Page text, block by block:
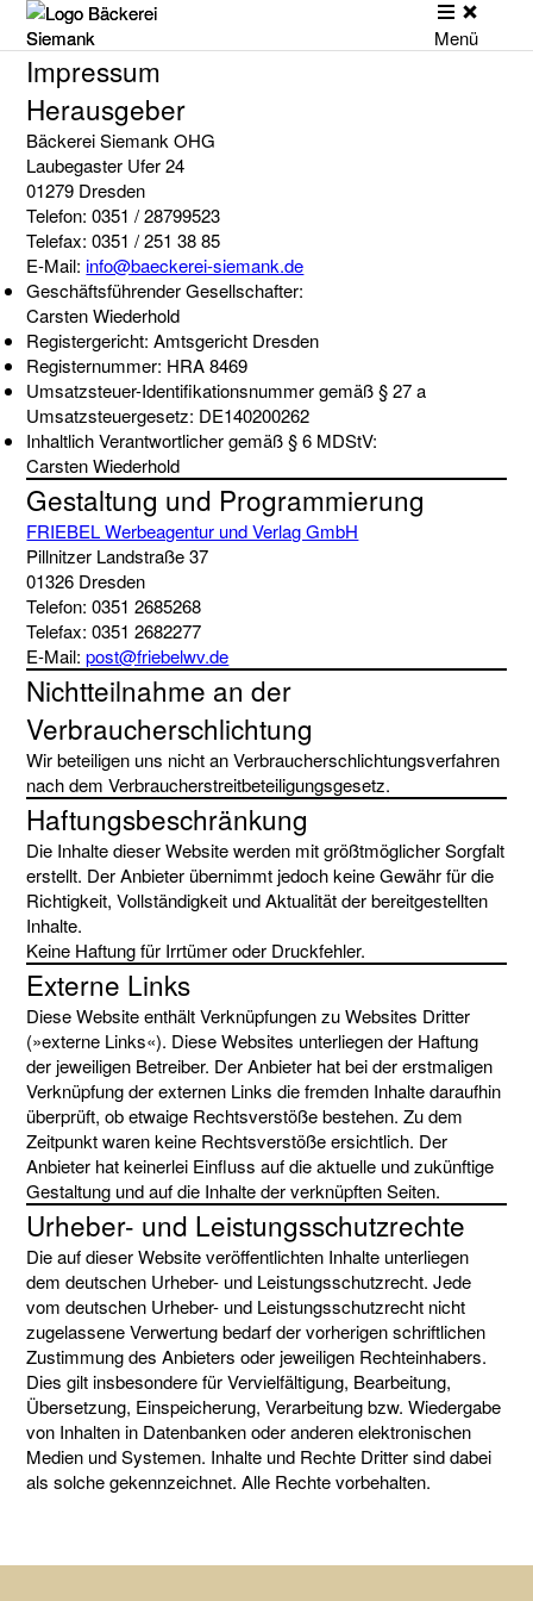
Skip
content
Menü
Willkommen!
Job-Angebote
Zur Bäckerei Siemank
Impressum
Herausgeber
Bäckerei Siemank OHG
Laubegaster Ufer 24
01279 Dresden
Telefon: 0351 / 28799523
Telefax: 0351 / 251 38 85
E-Mail:info@baeckerei-siemank.de
Geschäftsführender Gesellschafter:
Carsten Wiederhold
Registergericht: Amtsgericht Dresden
Registernummer: HRA 8469
Umsatzsteuer-Identifikationsnummer gemäß § 27 a
Umsatzsteuergesetz: DE140200262
Inhaltlich Verantwortlicher gemäß § 6 MDStV:
Carsten Wiederhold
Gestaltung und Programmierung
FRIEBEL Werbeagentur und Verlag GmbH
Pillnitzer Landstraße 37
01326 Dresden
Telefon: 0351 2685268
Telefax: 0351 2682277
E-Mail:post@friebelwv.de
Nichtteilnahme an der
Verbraucherschlichtung
Wir beteiligen uns nicht an Verbraucherschlichtungsverfahren
nach dem Verbraucherstreitbeteiligungsgesetz.
Haftungsbeschränkung
Die Inhalte dieser Website werden mit größtmöglicher Sorgfalt
erstellt. Der Anbieter übernimmt jedoch keine Gewähr für die
Richtigkeit, Vollständigkeit und Aktualität der bereitgestellten
Inhalte.
Keine Haftung für Irrtümer oder Druckfehler.
Externe Links
Diese Website enthält Verknüpfungen zu Websites Dritter
(»externe Links«). Diese Websites unterliegen der Haftung
der jeweiligen Betreiber. Der Anbieter hat bei der erstmaligen
Verknüpfung der externen Links die fremden Inhalte daraufhin
überprüft, ob etwaige Rechtsverstöße bestehen. Zu dem
Zeitpunkt waren keine Rechtsverstöße ersichtlich. Der
Anbieter hat keinerlei Einfluss auf die aktuelle und zukünftige
Gestaltung und auf die Inhalte der verknüpften Seiten.
Urheber- und Leistungsschutzrechte
Die auf dieser Website veröffentlichten Inhalte unterliegen
dem deutschen Urheber- und Leistungsschutzrecht. Jede
vom deutschen Urheber- und Leistungsschutzrecht nicht
zugelassene Verwertung bedarf der vorherigen schriftlichen
Zustimmung des Anbieters oder jeweiligen Rechteinhabers.
Dies gilt insbesondere für Vervielfältigung, Bearbeitung,
Übersetzung, Einspeicherung, Verarbeitung bzw. Wiedergabe
von Inhalten in Datenbanken oder anderen elektronischen
Medien und Systemen. Inhalte und Rechte Dritter sind dabei
als solche gekennzeichnet. Alle Rechte vorbehalten.